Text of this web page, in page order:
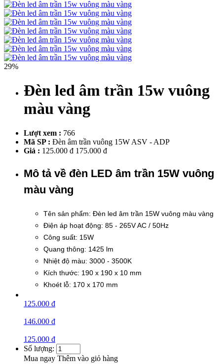
29%
Đèn led âm trần 15w vuông
màu vàng
Lượt xem : 766
Mã SP : Đèn âm trần vuông 15W ASV - ADP
Giá : 125.000 đ 175.000 đ
Mô tả về đèn LED âm trần 15W vuông
màu vàng
Tên sản phẩm: Đèn led âm trần 15W vuông màu vàng
Điện áp hoạt động: 85 - 265V AC / 50Hz
Công suất: 15W
Quang thông: 1425 lm
Nhiệt độ màu: 3000 - 3500K
Kích thước: 190 x 190 x 10 mm
Khoét lỗ: 170 x 170 mm
125.000 đ
146.000 đ
125.000 đ
Số lượng:
Mua ngay Thêm vào giỏ hàng